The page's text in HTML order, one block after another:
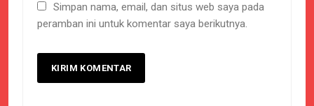
Simpan nama, email, dan situs web saya pada
peramban ini untuk komentar saya berikutnya.